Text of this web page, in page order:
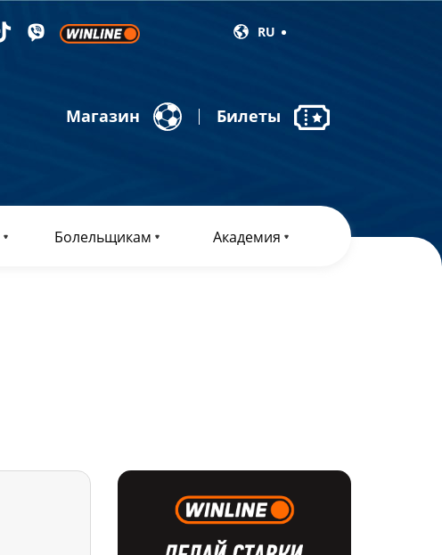
RU
Магазин Билеты
Болельщикам Академия